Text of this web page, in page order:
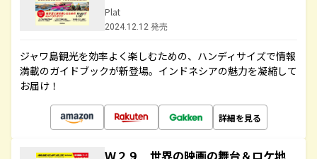
Plat
2024.12.12 発売
ジャワ島観光を効率よく楽しむための、ハンディサイズで情報
満載のガイドブックが新登場。インドネシアの魅力を凝縮して
お届け！
詳細を見る
Ｗ２９ 世界の映画の舞台＆ロケ地